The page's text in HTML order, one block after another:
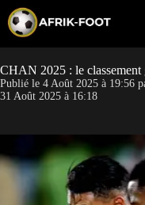
p
o
c
t
n
CHAN 2025 : le classement
Publié le 4 Août 2025 à 19:56
31 Août 2025 à 16:18